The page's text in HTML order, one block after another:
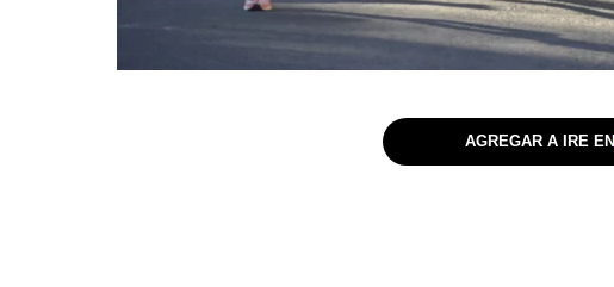
AGREGAR A IRE EN